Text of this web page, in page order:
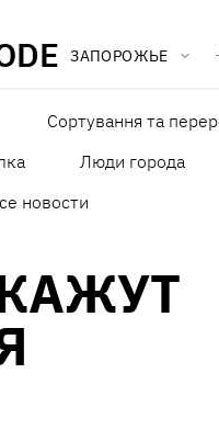
ЗАПОРОЖЬЕ
Сортування та
Люди города
новости